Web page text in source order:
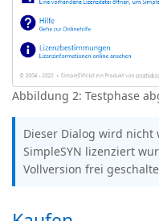
Abbildung 2: Testphase
Dieser Dialog wird nicht
SimpleSYN lizenziert
Vollversion frei